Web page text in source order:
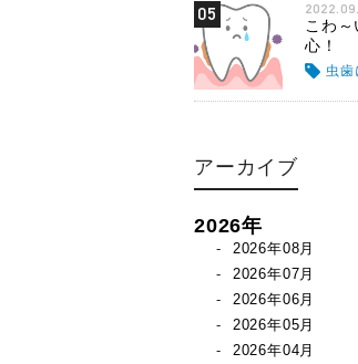
05
こわ
心！
虫歯
アーカイブ
2026年
2026年08月
2026年07月
2026年06月
2026年05月
2026年04月